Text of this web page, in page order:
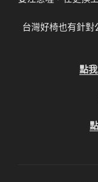
台灣好椅也有針對
點